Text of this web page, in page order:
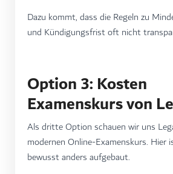
Dazu kommt, dass die Regeln zu
und Kündigungsfrist oft nicht
Option 3: Kosten
Examenskurs von
Als dritte Option schauen wir uns
modernen Online-Examenskurs. Hier
bewusst anders aufgebaut.